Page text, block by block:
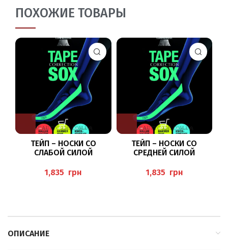
ПОХОЖИЕ ТОВАРЫ
ТЕЙП – НОСКИ СО
СЛАБОЙ СИЛОЙ
VALGUS +
МОЛОТКОВИДНЫХ
грн
ТЕЙП – НОСКИ СО
СРЕДНЕЙ СИЛОЙ
VALGUS
грн
ОПИСАНИЕ